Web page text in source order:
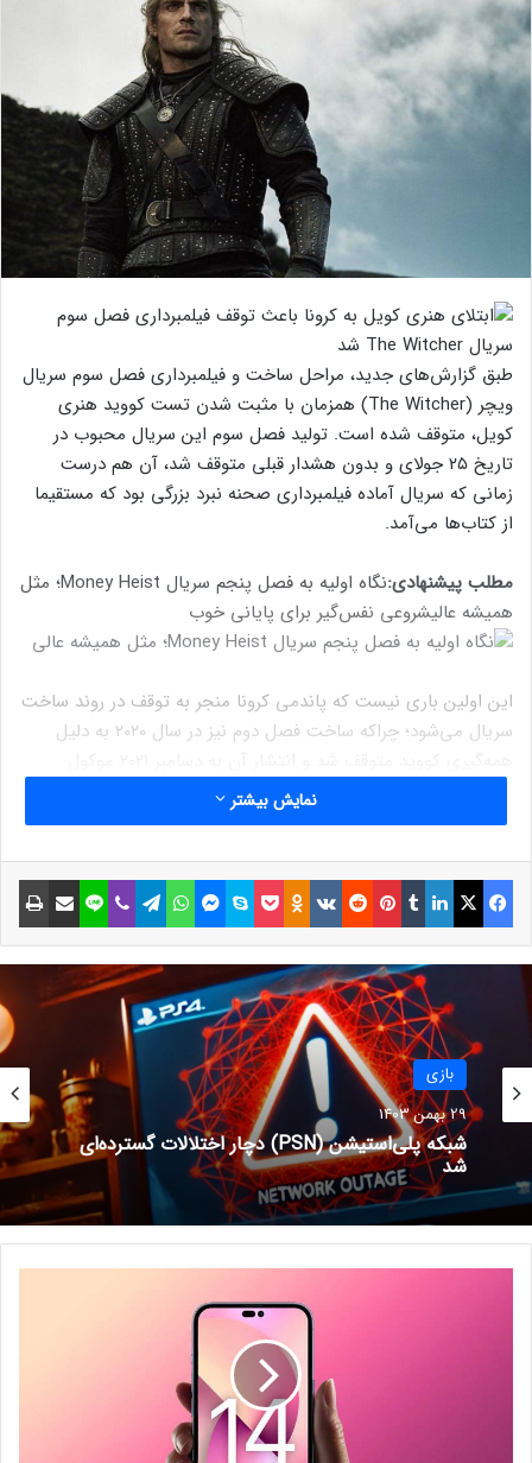
طبق گزارش‌های جدید، مراحل ساخت و فیلمبرداری فصل سوم سریال
ویچر (The Witcher) همزمان با مثبت شدن تست کووید هنری
کویل، متوقف شده است. تولید فصل سوم این سریال محبوب در
تاریخ ۲۵ جولای و بدون هشدار قبلی متوقف شد، آن هم درست
زمانی که سریال آماده فیلمبرداری صحنه نبرد بزرگی بود که مستقیما
از کتاب‌ها می‌آمد.
مطلب پیشنهادی:
نگاه اولیه به فصل پنجم سریال Money Heist؛ مثل
همیشه عالیشروعی نفس‌گیر برای پایانی خوب
این اولین باری نیست که پاندمی کرونا منجر به توقف در روند ساخت
سریال می‌شود؛ چراکه ساخت فصل دوم نیز در سال ۲۰۲۰ به دلیل
گشت. البته هنوز تاریخ پخش فصل سوم سریال ویچر اعلام نشده،
اما با توجه به اینکه اکنون در اواسط مراحل تولید قرار دارد، طرفداران
گرالت را با نقش‌آفرینی هنری کویل تماشا کنند. حال با ابتلای هنری
کویل به ویروس کرونا، باید انتظار وقفه قابل توجه دیگری را قبل از
انتشار فصل سوم داشته باشیم.
تغییر در تاریخ پخش سریال‌ها اصلا کار ساده‌ای نیست، زیرا بازیگران
معمولا مشغول پروژه‌های دیگری هستند و نمی‌توانند خارج از
زمان‌های تعیین‌شده در دسترس باشند. علاوه بر آن، از آنجایی که
سریال ویچر در حال حاضر یکی از بزرگترین تولیدات نتفلیکس است،
هرگونه تاخیر در روند آن بر هزاران نفر از افراد درگیر در تولید از
بازیگران گرفته تا دست اندر کاران تاثیر می گذارد.
نوشته های مشابه
War Ragnarok منتشر شد
شرکت حسابداری سیستم حساب
11 اسفند 1401
نمایش بیشتر
فیسبوک ایکس لینکداین تامبلر پینتریست Reddit
VKontakte
Odnoklassniki پاکت اسکایپ مسنجر واتس آپ تلگرام وایبر لاین اشتراک گذاری با ایمیل
بازی
29 بهمن 1403
شبکه پلی‌استیشن (PSN) دچار اختلالات گسترده‌ای
شد